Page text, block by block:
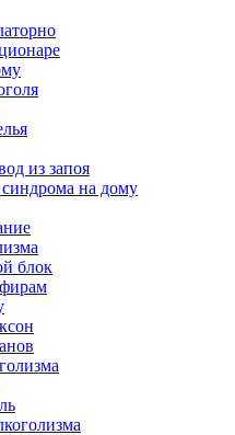
из запоя
на дому
блок